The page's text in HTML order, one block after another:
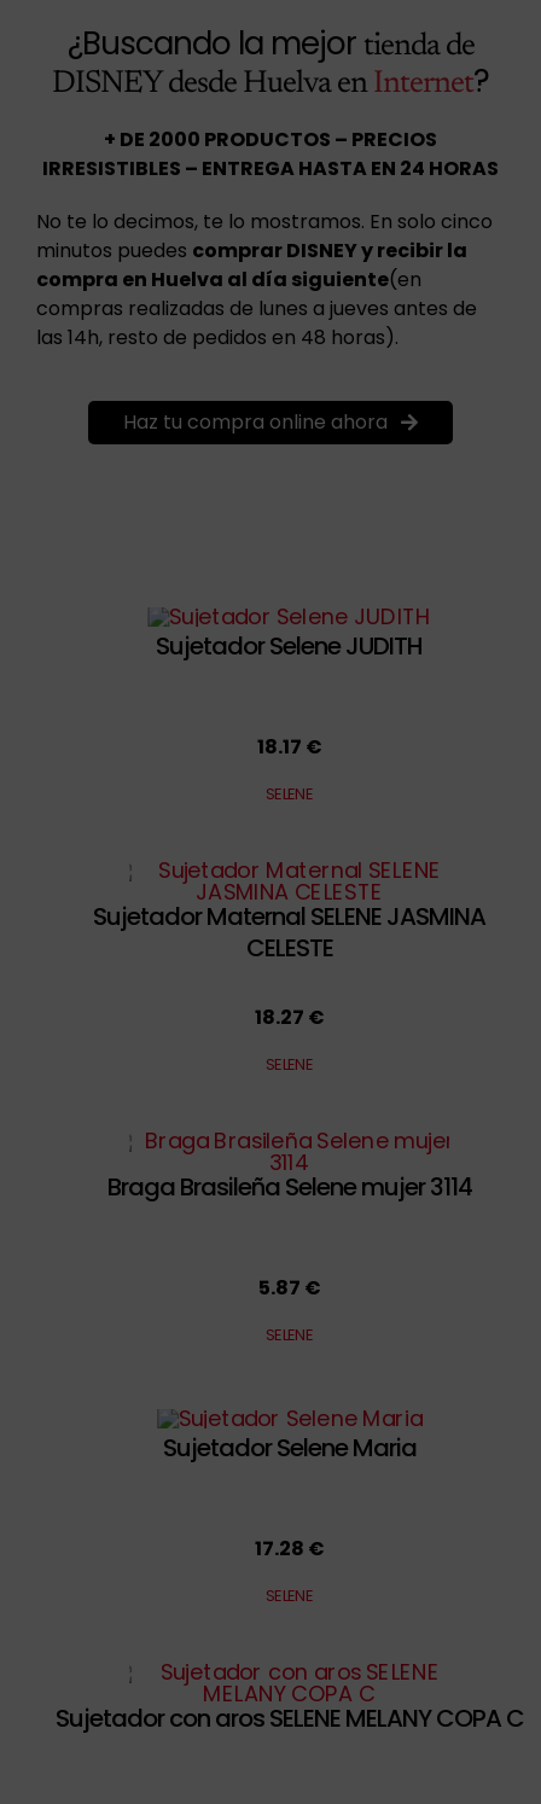
¿Buscando la mejor tienda de
DISNEY desde Huelva enInternet?
+ DE 2000 PRODUCTOS – PRECIOS
IRRESISTIBLES – ENTREGA HASTA EN 24 HORAS
No te lo decimos, te lo mostramos. En solo cinco
minutos puedes comprar DISNEY y recibir la
compra en Huelva al día siguiente(en
compras realizadas de lunes a jueves antes de
las 14h, resto de pedidos en 48 horas).
Haz tu compra online ahora
Sujetador Selene JUDITH
18.17 €
SELENE
Sujetador Maternal SELENE JASMINA
CELESTE
18.27 €
SELENE
Braga Brasileña Selene mujer 3114
5.87 €
SELENE
Sujetador Selene Maria
17.28 €
SELENE
Sujetador con aros SELENE MELANY COPA C